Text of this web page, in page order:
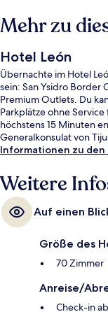
Mehr zu
Hotel León
Übernachte im Hotel
sein: San Ysidro Border
Premium Outlets. Du
Parkplätze ohne
höchstens 15 Minuten
Generalkonsulat von
Informationen zu
Weitere
Auf einen
Größe des
70 Zimmer
Anreise/
Check-in